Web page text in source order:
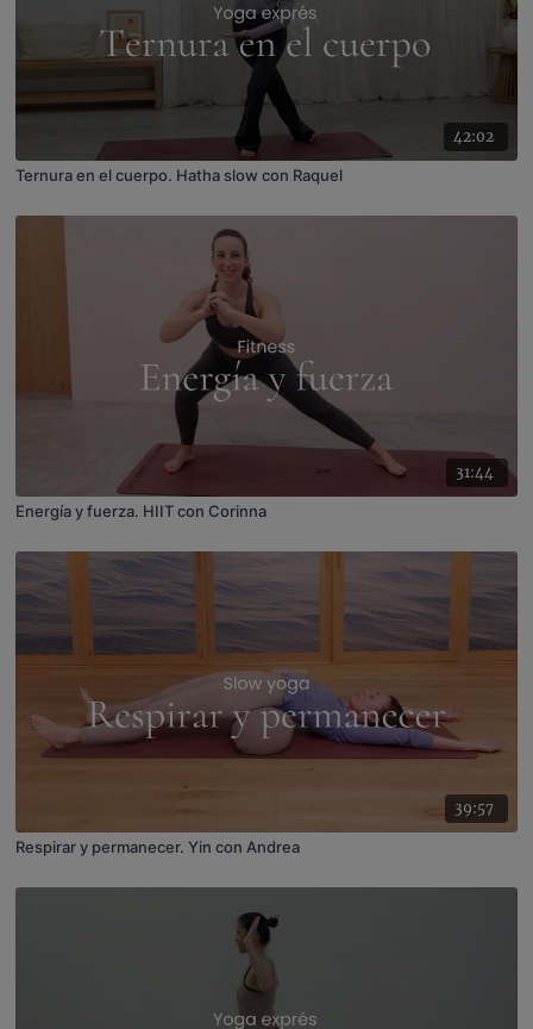
42:02
Ternura en el cuerpo. Hatha slow con Raquel
31:44
Energía y fuerza. HIIT con Corinna
39:57
Respirar y permanecer. Yin con Andrea